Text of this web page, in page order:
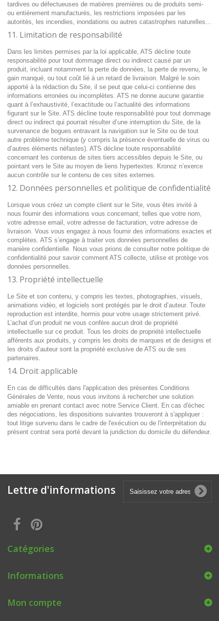
tardives ou défectueuses de matières premières ou de produits semi-
ou entièrement manufacturés, les restrictions imposées par les
autorités, les incendies, inondations ou autres catastrophes naturelles...
11. Limitation de responsabilité
Dans les limites permises par la loi applicable, ATS décline toute
responsabilité pour tout dommage direct ou indirect causé par un
produit, incluant notamment la perte de données, la perte de revenu, le
gain manqué, ou tout coût lié à un retard de livraison. Malgré le soin
apporté à la rédaction du Site, il se peut que celui-ci contienne des
informations erronées ou incomplètes. ATS ne donne aucune garantie
quant à l’exhaustivité, l’exactitude ou l’actualité des informations
figurant sur le Site. ATS décline toute responsabilité pour tout dommage
direct ou indirect qui pourrait résulter d’une interruption du Site, de la
survenance de bogues entravant la navigation sur le Site ou de tout
autre problème technique (y compris la présence éventuelle de virus ou
d’autres éléments néfastes). ATS décline toute responsabilité
concernant les contenus de sites tiers accessibles depuis le Site, ou
pointant vers le Site au moyen de liens hypertextes. Kronoz n’exerce
aucun contrôle sur le contenu de ces sites externes.
12. Données personnelles et politique de confidentialité
Lorsque vous créez un compte client sur le Site, vous êtes invité à
nous fournir des informations vous concernant, telles que votre nom,
votre adresse email, votre adresse de facturation, votre adresse de
livraison. Vous vous engagez à nous fournir des informations exactes et
complètes. ATS s’engage à traiter vos données personnelles de
manière confidentielle. Nous vous prions de consulter notre politique de
confidentialité pour savoir comment ATS collecte, utilise et protège vos
données personnelles.
13. Propriété intellectuelle
Le Site et son contenu, y compris les textes, photographies, visuels,
animations vidéo, et logiciels sont protégés par le droit d’auteur. Toute
reproduction est interdite, hormis pour votre usage strictement privé.
L’achat d’un produit ne vous confère aucun droit de propriété
intellectuelle sur ce produit. Tous les droits de propriété intellectuelle
afférents aux produits, y compris les droits de marques et de designs et
les droits d’auteur sont la propriété exclusive de ATS ou de ses
partenaires.
14. Droit applicable
En cas de difficultés dans l'application des présentes Conditions
Générales de Vente, nous vous invitons à rechercher une solution
amiable en prenant contact avec notre Service Client. En cas d'échec
des négociations, les dispositions suivantes trouveront à s'appliquer :
tout litige survenu dans le cadre de l'exécution ou de l'interprétation du
présent contrat sera porté devant la juridiction du domicile du défendeur.
Lettre d'informations
Catégories
Informations
Mon compte